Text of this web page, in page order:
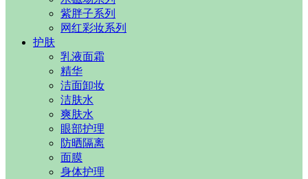
紫胖子系列​
网红彩妆系列
护肤
乳液面霜
精华
洁面卸妆
洁肤水
爽肤水
眼部护理
防晒隔离
面膜
身体护理